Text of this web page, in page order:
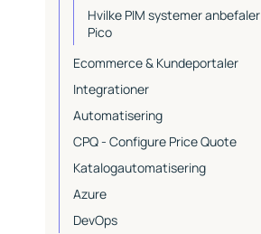
Hvilke PIM systemer anbefaler
Pico
Inriver
Centrix PMX
DynamicWeb
Ecommerce & Kundeportaler
Viden om Ecommerce
Composable, Headless &
MACH
B2B ecommerce
Agentic Commerce
Ecommerce platforme
DynamicWeb Ecommerce
Custom Commerce
Kundeportaler &
Selvbestjeningsløsninger
Integrationer
Automatisering
CPQ - Configure Price Quote
Mercura
Katalogautomatisering
Azure
DevOps